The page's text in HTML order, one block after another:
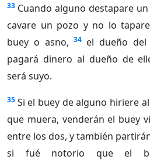
33 Cuando alguno destapare
cavare un pozo y no lo
buey o asno, 34 el dueño del
pagará dinero al dueño de
será suyo.
35 Si el buey de alguno hiriere
que muera, venderán el buey
entre los dos, y también
si fué notorio que el